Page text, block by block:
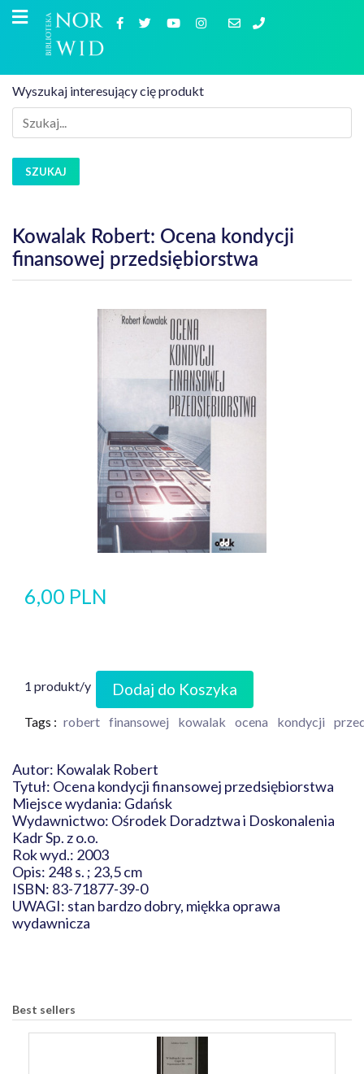
Wyszukaj interesujący cię produkt
SZUKAJ
Kowalak Robert: Ocena kondycji
finansowej przedsiębiorstwa
6,00 PLN
1 produkt/y Dodaj do Koszyka
Tags : robert finansowej kowalak ocena kondycji
Autor: Kowalak Robert
Tytuł: Ocena kondycji finansowej przedsiębiorstwa
Miejsce wydania: Gdańsk
Wydawnictwo: Ośrodek Doradztwa i Doskonalenia
Kadr Sp. z o.o.
Rok wyd.: 2003
Opis: 248 s. ; 23,5 cm
ISBN: 83-71877-39-0
UWAGI: stan bardzo dobry, miękka oprawa
wydawnicza
Best sellers